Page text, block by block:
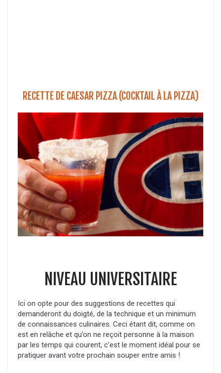
RECETTE DE CAESAR PIZZA (COCKTAIL À LA PIZZA)
NIVEAU UNIVERSITAIRE
Ici on opte pour des suggestions de recettes qui
demanderont du doigté, de la technique et un minimum
de connaissances culinaires. Ceci étant dit, comme on
est en relâche et qu’on ne reçoit personne à la maison
par les temps qui courent, c’est le moment idéal pour se
pratiquer avant votre prochain souper entre amis !